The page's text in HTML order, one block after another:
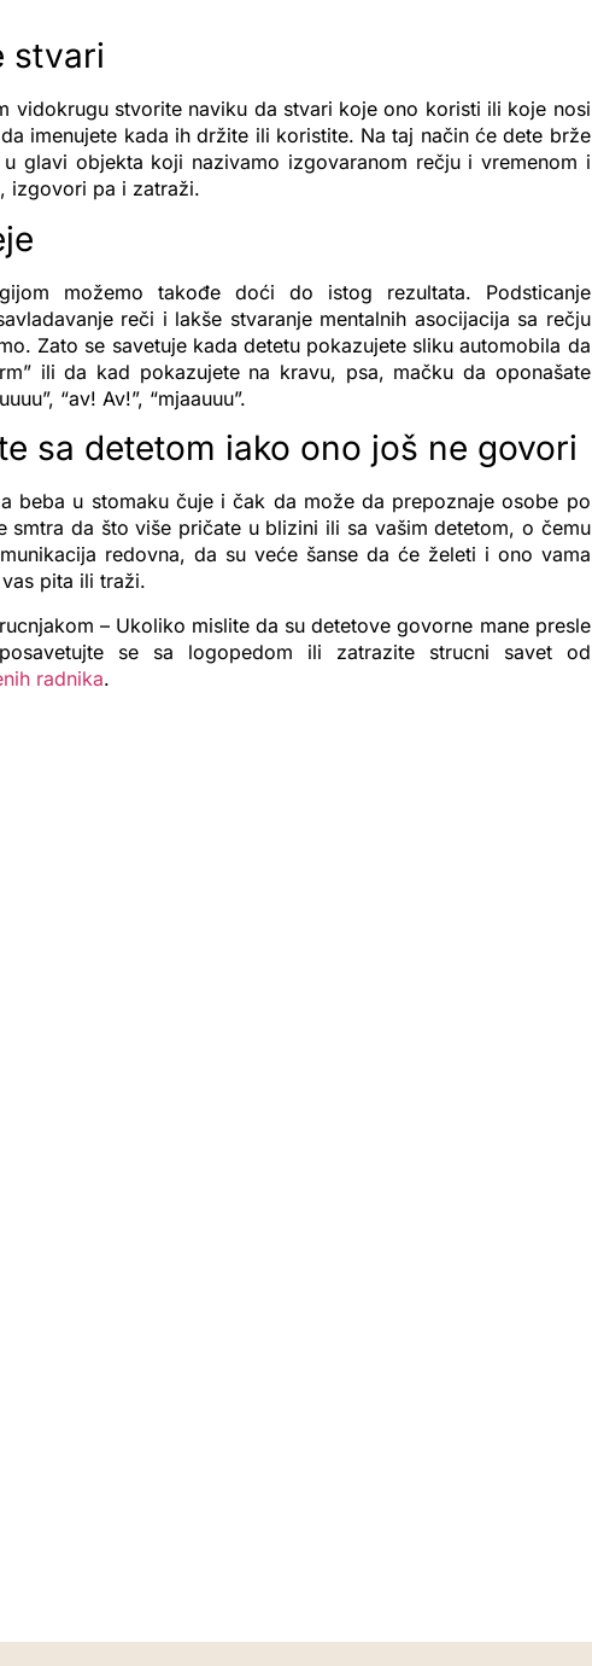
stvari
vidokrugu stvorite naviku da stvari koje ono koristi ili koje nosi
imenujete kada ih držite ili koristite. Na taj način će dete brže
glavi objekta koji nazivamo izgovaranom rečju i vremenom i
izgovori pa i zatraži.
možemo takođe doći do istog rezultata. Podsticanje
reči i lakše stvaranje mentalnih asocijacija sa rečju
Zato se savetuje kada detetu pokazujete sliku automobila da
ili da kad pokazujete na kravu, psa, mačku da oponašate
“av! Av!”, “mjaauuu”.
sa detetom iako ono još ne govori
beba u stomaku čuje i čak da može da prepoznaje osobe po
smtra da što više pričate u blizini ili sa vašim detetom, o čemu
redovna, da su veće šanse da će želeti i ono vama
pita ili traži.
– Ukoliko mislite da su detetove govorne mane presle
se sa logopedom ili zatrazite strucni savet od
radnika.